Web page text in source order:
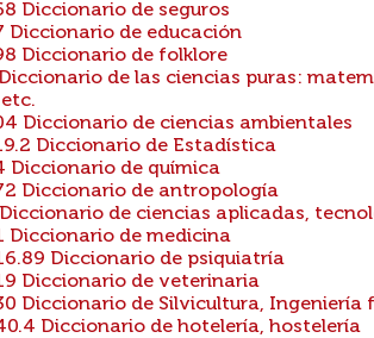
Diccionario de seguros
Diccionario de educación
Diccionario de folklore
de las ciencias puras:
Diccionario de ciencias ambientales
Diccionario de Estadística
Diccionario de química
Diccionario de antropología
de ciencias aplicadas,
Diccionario de medicina
Diccionario de psiquiatría
Diccionario de veterinaria
Diccionario de Silvicultura,
Diccionario de hotelería, hostelería